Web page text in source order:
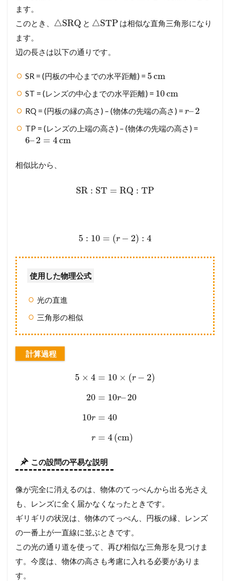
ます。
このとき、 △SRQ と △STP は相似な直角三角形になり
ます。
辺の長さは以下の通りです。
SR = (円板の中心までの水平距離) = 5cm
ST = (レンズの中心までの水平距離) = 10cm
RQ = (円板の縁の高さ) – (物体の先端の高さ) = r– 2
TP = (レンズの上端の高さ) – (物体の先端の高さ) =
6– 2 = 4cm
相似比から、
SR : ST = RQ : TP
5 : 10 = (r − 2) : 4
使用した物理公式
光の直進
三角形の相似
計算過程
5 × 4
20
10r
r
= 10 × (r − 2)
= 10r– 20
= 40
= 4 (cm)
この設問の平易な説明
像が完全に消えるのは、物体のてっぺんから出る光さえ
も、レンズに全く届かなくなったときです。
ギリギリの状況は、物体のてっぺん、円板の縁、レンズ
の一番上が一直線に並ぶときです。
この光の通り道を使って、再び相似な三角形を見つけま
す。今度は、物体の高さも考慮に入れる必要がありま
す。